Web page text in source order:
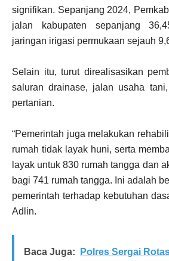
signifikan. Sepanjang 2024,
jalan kabupaten sepanjang
jaringan irigasi permukaan sejauh
Selain itu, turut direalisasikan
saluran drainase, jalan usaha
pertanian.
“Pemerintah juga melakukan
rumah tidak layak huni, serta
layak untuk 830 rumah tangga dan
bagi 741 rumah tangga. Ini adalah
pemerintah terhadap kebutuhan
Adlin.
Baca Juga:
Polres Sergai